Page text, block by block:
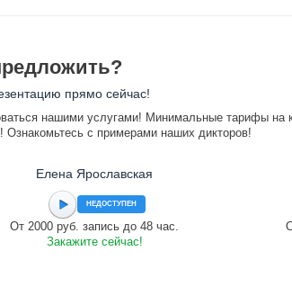
прямо сейчас!
нашими услугами! Минимальные тарифы на
Ознакомьтесь с примерами наших дикторов!
Елена Ярославская
НЕДОСТУПЕН
От 2000 руб. запись до 48 час.
Закажите сейчас!